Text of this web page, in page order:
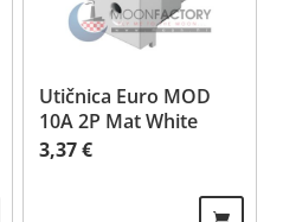
Utičnica Euro MOD
10A 2P Mat White
3,37€